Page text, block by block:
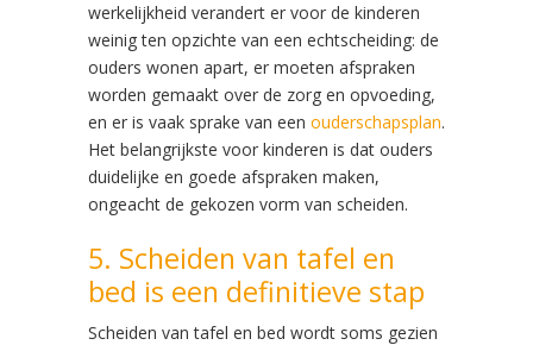
werkelijkheid verandert er voor de kinderen
weinig ten opzichte van een echtscheiding: de
ouders wonen apart, er moeten afspraken
worden gemaakt over de zorg en opvoeding,
en er is vaak sprake van een ouderschapsplan.
Het belangrijkste voor kinderen is dat ouders
duidelijke en goede afspraken maken,
ongeacht de gekozen vorm van scheiden.
5. Scheiden van tafel en
bed is een definitieve stap
Scheiden van tafel en bed wordt soms gezien